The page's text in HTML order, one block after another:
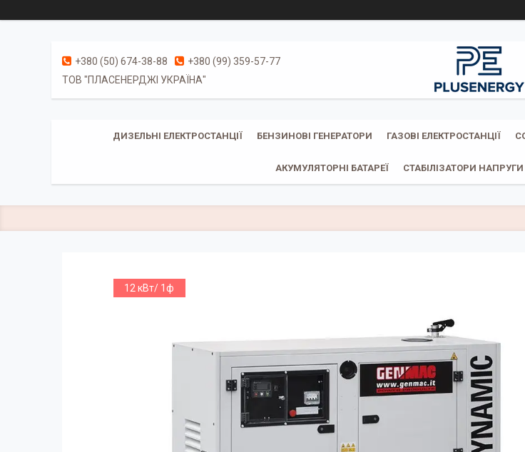
+380 (50) 674-38-88
+380 (99) 359-57-77
ТОВ "ПЛАСЕНЕРДЖІ УКРАЇНА"
ДИЗЕЛЬНІ ЕЛЕКТРОСТАНЦІЇ БЕНЗИНОВІ ГЕНЕРАТОРИ ГАЗОВІ ЕЛЕКТРОСТАНЦІЇ
АКУМУЛЯТОРНІ БАТАРЕЇ СТАБІЛІЗАТОРИ НАПРУГИ
12 кВт/ 1ф